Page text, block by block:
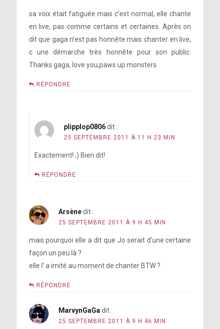
sa voix était fatiguée mais c’est normal, elle chante
en live, pas comme certains et certaines. Après on
dit que gaga n’est pas honnête mais chanter en live,
c une démarche très honnête pour son public.
Thanks gaga, Iove you,paws up monsters
RÉPONDRE
plipplop0806 dit :
25 SEPTEMBRE 2011 À 11 H 23 MIN
Exactement! ;) Bien dit!
RÉPONDRE
Arsène dit :
25 SEPTEMBRE 2011 À 9 H 45 MIN
mais pourquoi elle a dit que Jo serait d’une certaine
façon un peu là ?
elle l’ a imité au moment de chanter BTW ?
RÉPONDRE
MarvynGaGa dit :
25 SEPTEMBRE 2011 À 9 H 46 MIN